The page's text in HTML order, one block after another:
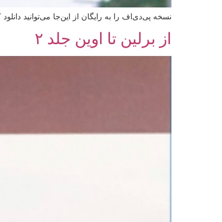
نسخه پی‌دی‌اف را به رایگان از این‌جا می‌توانید دانلود
از برلین تا اوین جلد ۲